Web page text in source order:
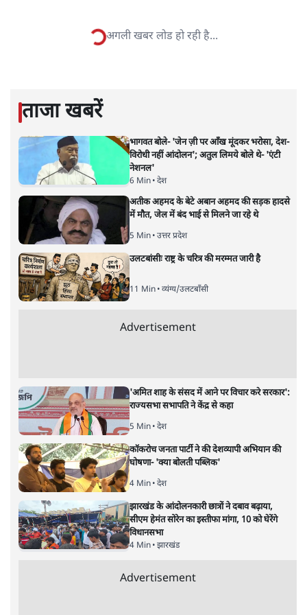
शंभुनाथ शुक्ल की और स्टोरी पढ़ें
उर्दू को लेकर फरेब और नीतीश की छवि
चमकाने की ऐसी कोशिश क्यों?
बिहार| समी अहमद| 29 MAR, 2025
बिहार में मुख्यमंत्री नीतीश कुमार को अचानक उर्दू भाषा के हमदर्द के
तौर पर पेश किया जा रहा है। हालांकि लंबे समय से नीतीश राज्य के
सीएम हैं। बिहार के वरिष्ठ पत्रकार समी अहमद तथ्यों के साथ बता रहे
हैं नीतीश के उर्दू फरेब की हकीकतः
सरकार में उर्दू को पूरी तरह दरकिनार किया जा रहा है लेकिन इस